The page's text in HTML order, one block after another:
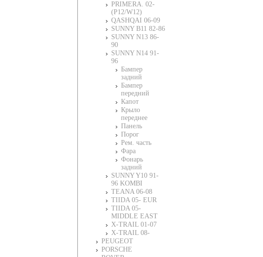
PRIMERA. 02-
(P12/W12)
QASHQAI 06-09
SUNNY B11 82-86
SUNNY N13 86-
90
SUNNY N14 91-
96
Бампер
задний
Бампер
передний
Капот
Крыло
переднее
Панель
Порог
Рем. часть
Фара
Фонарь
задний
SUNNY Y10 91-
96 KOMBI
TEANA 06-08
TIIDA 05- EUR
TIIDA 05-
MIDDLE EAST
X-TRAIL 01-07
X-TRAIL 08-
PEUGEOT
PORSCHE